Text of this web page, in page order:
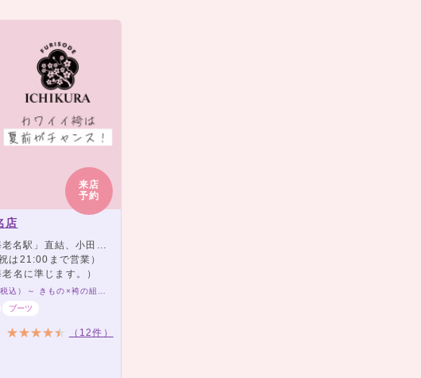
来店
予約
店
徒歩3分、相模鉄道本線「海老名駅」より徒歩4分
21:00まで営業）
名に準じます。）
ブーツ
（12件）